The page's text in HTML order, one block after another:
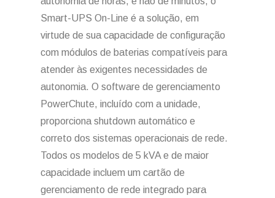
Smart-UPS On-Line é a solução, em
virtude de sua capacidade de configuração
com módulos de baterias compatíveis para
atender às exigentes necessidades de
autonomia. O software de gerenciamento
PowerChute, incluído com a unidade,
proporciona shutdown automático e
correto dos sistemas operacionais de rede.
Todos os modelos de 5 kVA e de maior
capacidade incluem um cartão de
gerenciamento de rede integrado para